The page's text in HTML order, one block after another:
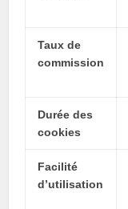
Taux de
commission
Durée des
cookies
Facilité
d’utilisation